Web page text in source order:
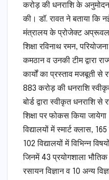
करोड़ की धनराशि के
की। डॉ. रावत ने बताया कि
मंत्रालय के प्रोजेक्ट अप्रूवल
शिक्षा रविनाथ रमन,
कमठान व उनकी टीम द्वारा
कार्यों का प्रस्ताव मजबूती से
883 करोड़ की धनराशि
बोर्ड द्वारा स्वीकृत धनराशि
शिक्षा पर फोकस किया
विद्यालयों में स्मार्ट क्लास,
102 विद्यालयों में विभिन्न
जिनमें 43 प्रयोगशाला भौतिक
रसायन विज्ञान व 10 अन्य